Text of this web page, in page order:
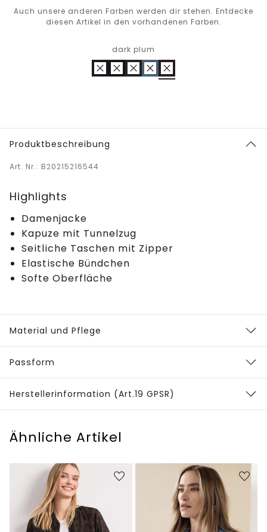
Auch unsere anderen Farben werden dir stehen. Entdecke
diesen Artikel in den vorhandenen Farben.
dark plum
Produktbeschreibung
Art. Nr.: B20215216544
Highlights
Damenjacke
Kapuze mit Tunnelzug
Seitliche Taschen mit Zipper
Elastische Bündchen
Softe Oberfläche
Material und Pflege
Passform
Herstellerinformation (Art.19 GPSR)
Ähnliche Artikel